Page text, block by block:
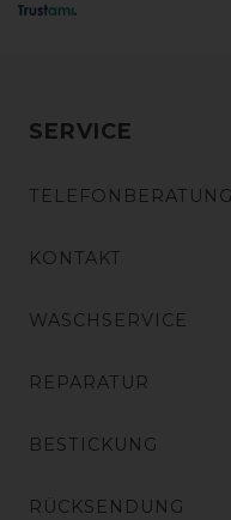
SERVICE
TELEFONBERATUNG
KONTAKT
WASCHSERVICE
REPARATUR
BESTICKUNG
RÜCKSENDUNG